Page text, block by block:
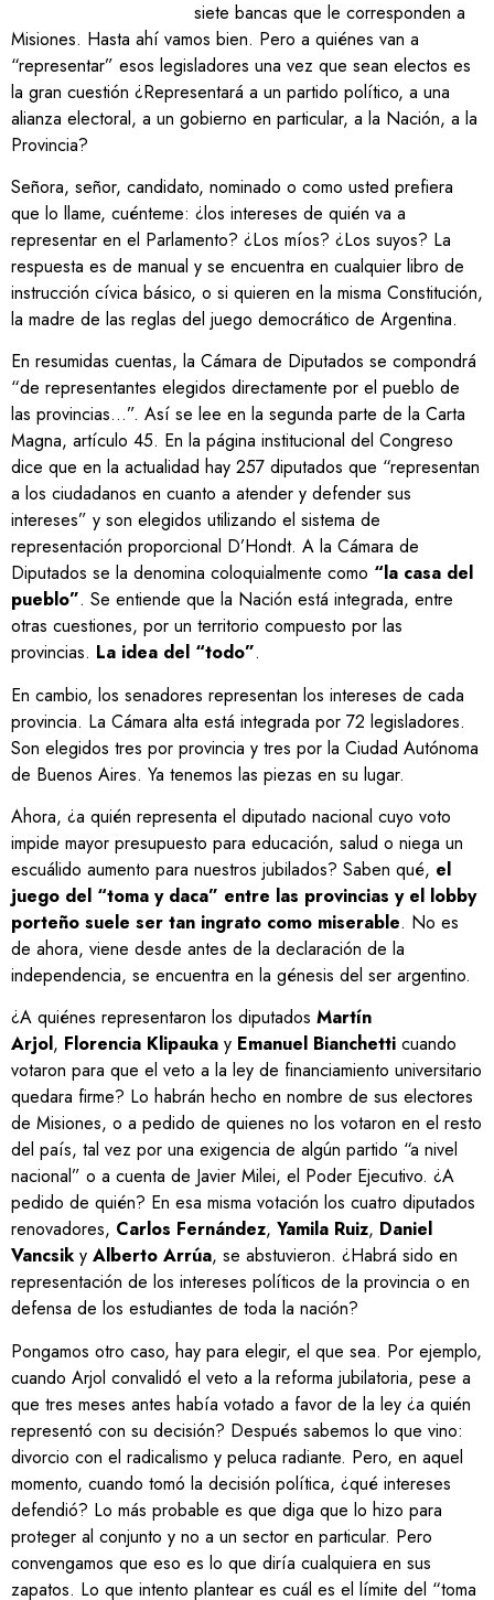
siete bancas que le corresponden a
Misiones. Hasta ahí vamos bien. Pero a quiénes van a
“representar” esos legisladores una vez que sean electos es
la gran cuestión ¿Representará a un partido político, a una
alianza electoral, a un gobierno en particular, a la Nación, a la
Provincia?
Señora, señor, candidato, nominado o como usted prefiera
que lo llame, cuénteme: ¿los intereses de quién va a
representar en el Parlamento? ¿Los míos? ¿Los suyos? La
respuesta es de manual y se encuentra en cualquier libro de
instrucción cívica básico, o si quieren en la misma Constitución,
la madre de las reglas del juego democrático de Argentina.
En resumidas cuentas, la Cámara de Diputados se compondrá
“de representantes elegidos directamente por el pueblo de
las provincias…”. Así se lee en la segunda parte de la Carta
Magna, artículo 45. En la página institucional del Congreso
dice que en la actualidad hay 257 diputados que “representan
a los ciudadanos en cuanto a atender y defender sus
intereses” y son elegidos utilizando el sistema de
representación proporcional D’Hondt. A la Cámara de
Diputados se la denomina coloquialmente como “la casa del
pueblo”. Se entiende que la Nación está integrada, entre
otras cuestiones, por un territorio compuesto por las
provincias. La idea del “todo”.
En cambio, los senadores representan los intereses de cada
provincia. La Cámara alta está integrada por 72 legisladores.
Son elegidos tres por provincia y tres por la Ciudad Autónoma
de Buenos Aires. Ya tenemos las piezas en su lugar.
Ahora, ¿a quién representa el diputado nacional cuyo voto
impide mayor presupuesto para educación, salud o niega un
escuálido aumento para nuestros jubilados? Saben qué, el
juego del “toma y daca” entre las provincias y el lobby
porteño suele ser tan ingrato como miserable. No es
de ahora, viene desde antes de la declaración de la
independencia, se encuentra en la génesis del ser argentino.
¿A quiénes representaron los diputados Martín
Arjol, Florencia Klipauka y Emanuel Bianchetti cuando
votaron para que el veto a la ley de financiamiento universitario
quedara firme? Lo habrán hecho en nombre de sus electores
de Misiones, o a pedido de quienes no los votaron en el resto
del país, tal vez por una exigencia de algún partido “a nivel
nacional” o a cuenta de Javier Milei, el Poder Ejecutivo. ¿A
pedido de quién? En esa misma votación los cuatro diputados
renovadores, Carlos Fernández, Yamila Ruiz, Daniel
Vancsiky Alberto Arrúa, se abstuvieron. ¿Habrá sido en
representación de los intereses políticos de la provincia o en
defensa de los estudiantes de toda la nación?
Pongamos otro caso, hay para elegir, el que sea. Por ejemplo,
cuando Arjol convalidó el veto a la reforma jubilatoria, pese a
que tres meses antes había votado a favor de la ley ¿a quién
representó con su decisión? Después sabemos lo que vino:
divorcio con el radicalismo y peluca radiante. Pero, en aquel
momento, cuando tomó la decisión política, ¿qué intereses
defendió? Lo más probable es que diga que lo hizo para
proteger al conjunto y no a un sector en particular. Pero
convengamos que eso es lo que diría cualquiera en sus
zapatos. Lo que intento plantear es cuál es el límite del “toma